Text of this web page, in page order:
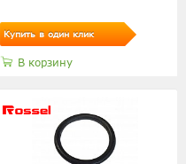
Купить в один клик
В корзину